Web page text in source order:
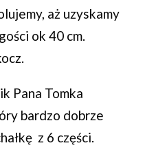
aż uzyskamy
ok 40 cm.
Pana Tomka
bardzo dobrze
z 6 części.